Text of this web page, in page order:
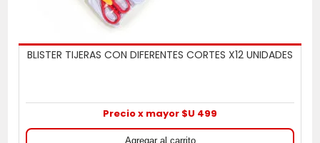
BLISTER TIJERAS CON DIFERENTES CORTES X12 UNIDADES
Precio x mayor $U 499